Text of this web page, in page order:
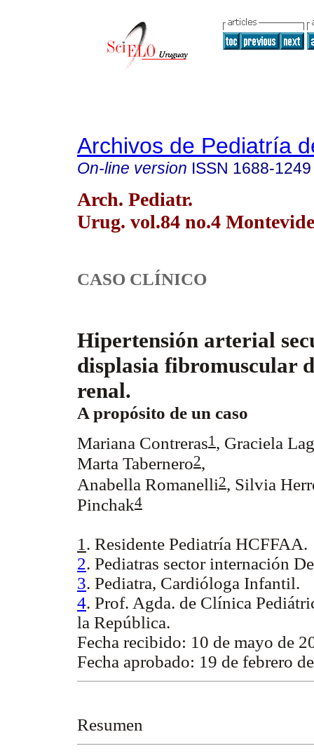
Archivos de Pediatría
On-line version ISSN 1688-1249
Arch. Pediatr.
Urug. vol.84 no.4
CASO CLÍNICO
Hipertensión arterial
displasia fibromuscular
renal.
A propósito de un caso
Mariana Contreras1 , Graciela
Marta Tabernero2,
Anabella Romanelli2, Silvia
Pinchak4
1 . Residente Pediatría HCFFAA.
2. Pediatras sector internación
3. Pediatra, Cardióloga Infantil.
4. Prof. Agda. de Clínica
la República.
Fecha recibido: 10 de mayo de
Fecha aprobado: 19 de febrero
Resumen